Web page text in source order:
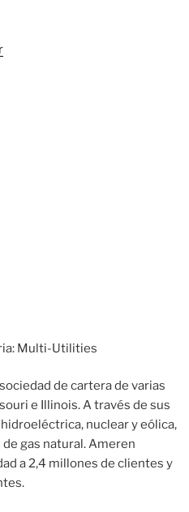
Multi-Utilities
de cartera de varias
e Illinois. A través de sus
nuclear y eólica,
gas natural. Ameren
a 2,4 millones de clientes y